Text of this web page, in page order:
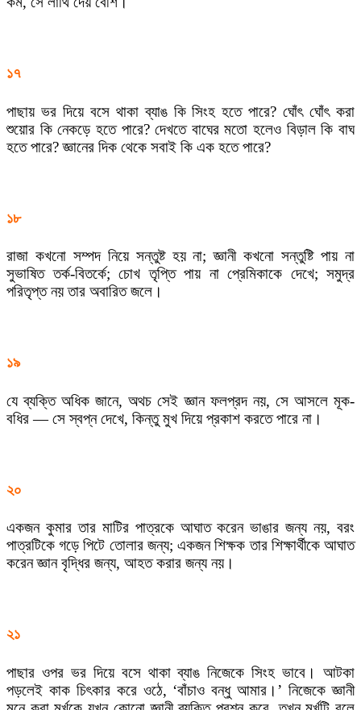
১৭
পাছায় ভর দিয়ে বসে থাকা ব্যাঙ কি সিংহ হতে পারে? ঘোঁৎ ঘোঁৎ করা
শুয়োর কি নেকড়ে হতে পারে? দেখতে বাঘের মতো হলেও বিড়াল কি বাঘ
হতে পারে? জ্ঞানের দিক থেকে সবাই কি এক হতে পারে?
১৮
রাজা কখনো সম্পদ নিয়ে সন্তুষ্ট হয় না; জ্ঞানী কখনো সন্তুষ্টি পায় না
সুভাষিত তর্ক-বিতর্কে; চোখ তৃপ্তি পায় না প্রেমিকাকে দেখে; সমুদ্র
পরিতৃপ্ত নয় তার অবারিত জলে।
১৯
যে ব্যক্তি অধিক জানে, অথচ সেই জ্ঞান ফলপ্রদ নয়, সে আসলে মূক-
বধির — সে স্বপ্ন দেখে, কিন্তু মুখ দিয়ে প্রকাশ করতে পারে না।
২০
একজন কুমার তার মাটির পাত্রকে আঘাত করেন ভাঙার জন্য নয়, বরং
পাত্রটিকে গড়ে পিটে তোলার জন্য; একজন শিক্ষক তার শিক্ষার্থীকে আঘাত
করেন জ্ঞান বৃদ্ধির জন্য, আহত করার জন্য নয়।
২১
পাছার ওপর ভর দিয়ে বসে থাকা ব্যাঙ নিজেকে সিংহ ভাবে। আটকা
পড়লেই কাক চিৎকার করে ওঠে, ‘বাঁচাও বন্ধু আমার।’ নিজেকে জ্ঞানী